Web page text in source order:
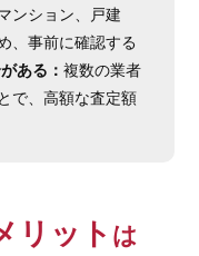
ンション、戸建
、事前に確認する
ある：複数の業者
で、高額な査定額
リット は